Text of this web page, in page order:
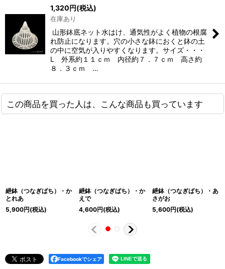
1,320円(税込)
在庫あり
山形鉢底ネット水はけ、通気性がよく植物の根腐
れ防止になります。穴の小さな鉢におくと鉢の土
の中に空気が入りやすくなります。サイズ・・・
L 外系約１１ｃｍ 内径約７．７ｃｍ 高さ約
８．３ｃｍ …
この商品を買った人は、こんな商品も買っています
紲鉢（つなぎばち）・か
とれあ
5,900円(税込)
紲鉢（つなぎばち）・か
えで
4,600円(税込)
紲鉢（つなぎばち）・あ
さがお
5,600円(税込)
Facebookでシェア